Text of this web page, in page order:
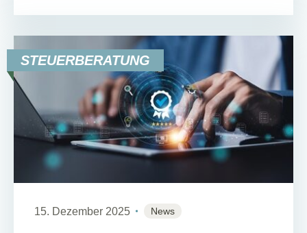
STEUERBERATUNG
15. Dezember 2025 News